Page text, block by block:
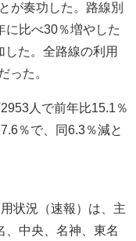
が奏功した。路線別
に比べ30％増やした
た。全路線の利用
った。
人で前年比15.1％
％で、同6.3％減と
状況（速報）は、主
、中央、名神、東名